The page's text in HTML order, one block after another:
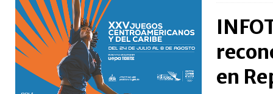
[ 03/08/2026 ]
Dr. Julio Brea Franco
NACIONALES
[ 03/08/2026 ] Subasta de Bienes Nacionales
[ 04/08/2026 ]
Código Penal reúne a periodistas
en